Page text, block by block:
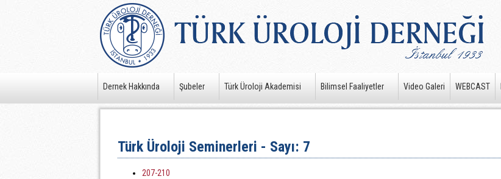
Dernek Hakkında Şubeler Türk Üroloji Akademisi Bilimsel Faaliyetler Video Galeri WEBCAST
Türk Üroloji Seminerleri - Sayı: 7
207-210